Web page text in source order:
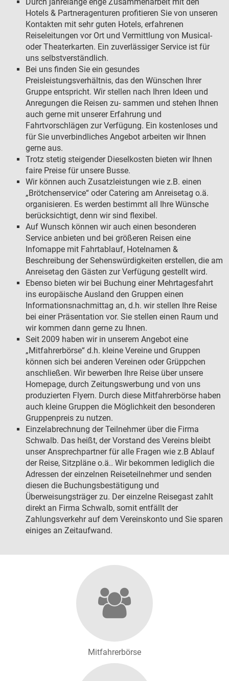
Durch jahrelange enge Zusammenarbeit mit den
Hotels & Partneragenturen profitieren Sie von unseren
Kontakten mit sehr guten Hotels, erfahrenen
Reiseleitungen vor Ort und Vermittlung von Musical-
oder Theaterkarten. Ein zuverlässiger Service ist für
uns selbstverständlich.
Bei uns finden Sie ein gesundes
Preisleistungsverhältnis, das den Wünschen Ihrer
Gruppe entspricht. Wir stellen nach Ihren Ideen und
Anregungen die Reisen zu- sammen und stehen Ihnen
auch gerne mit unserer Erfahrung und
Fahrtvorschlägen zur Verfügung. Ein kostenloses und
für Sie unverbindliches Angebot arbeiten wir Ihnen
gerne aus.
Trotz stetig steigender Dieselkosten bieten wir Ihnen
faire Preise für unsere Busse.
Wir können auch Zusatzleistungen wie z.B. einen
„Brötchenservice“ oder Catering am Anreisetag o.ä.
organisieren. Es werden bestimmt all Ihre Wünsche
berücksichtigt, denn wir sind flexibel.
Auf Wunsch können wir auch einen besonderen
Service anbieten und bei größeren Reisen eine
Infomappe mit Fahrtablauf, Hotelnamen &
Beschreibung der Sehenswürdigkeiten erstellen, die am
Anreisetag den Gästen zur Verfügung gestellt wird.
Ebenso bieten wir bei Buchung einer Mehrtagesfahrt
ins europäische Ausland den Gruppen einen
Informationsnachmittag an, d.h. wir stellen Ihre Reise
bei einer Präsentation vor. Sie stellen einen Raum und
wir kommen dann gerne zu Ihnen.
Seit 2009 haben wir in unserem Angebot eine
„Mitfahrerbörse“ d.h. kleine Vereine und Gruppen
können sich bei anderen Vereinen oder Grüppchen
anschließen. Wir bewerben Ihre Reise über unsere
Homepage, durch Zeitungswerbung und von uns
produzierten Flyern. Durch diese Mitfahrerbörse haben
auch kleine Gruppen die Möglichkeit den besonderen
Gruppenpreis zu nutzen.
Einzelabrechnung der Teilnehmer über die Firma
Schwalb. Das heißt, der Vorstand des Vereins bleibt
unser Ansprechpartner für alle Fragen wie z.B Ablauf
der Reise, Sitzpläne o.ä.. Wir bekommen lediglich die
Adressen der einzelnen Reiseteilnehmer und senden
diesen die Buchungsbestätigung und
Überweisungsträger zu. Der einzelne Reisegast zahlt
direkt an Firma Schwalb, somit entfällt der
Zahlungsverkehr auf dem Vereinskonto und Sie sparen
einiges an Zeitaufwand.
Mitfahrerbörse